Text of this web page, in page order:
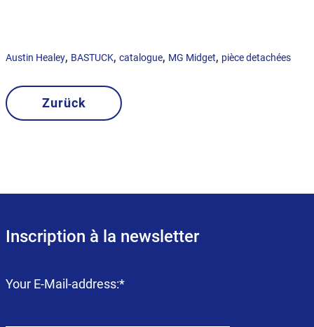
Austin Healey, BASTUCK, catalogue, MG Midget, pièce detachées
Zurück
Inscription à la newsletter
Champ
Your E-Mail-address:*